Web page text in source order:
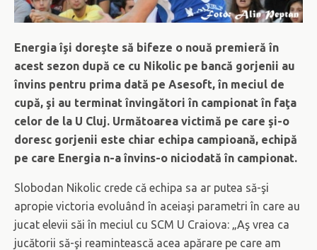
Energia îşi doreşte să bifeze o nouă premieră în
acest sezon după ce cu Nikolic pe bancă gorjenii au
învins pentru prima dată pe Asesoft, în meciul de
cupă, şi au terminat învingători în campionat în faţa
celor de la U Cluj. Următoarea victimă pe care şi-o
doresc gorjenii este chiar echipa campioană, echipă
pe care Energia n-a învins-o niciodată în campionat.
Slobodan Nikolic crede că echipa sa ar putea să-şi
apropie victoria evoluând în aceiaşi parametri în care au
jucat elevii săi în meciul cu SCM U Craiova: „Aş vrea ca
jucătorii să-şi reamintească acea apărare pe care am